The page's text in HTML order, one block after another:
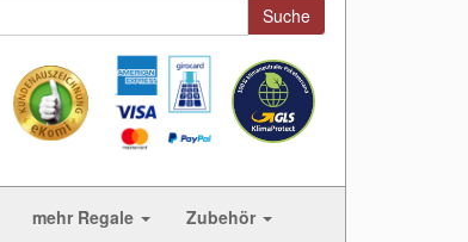
Suche
mehr Regale Zubehör